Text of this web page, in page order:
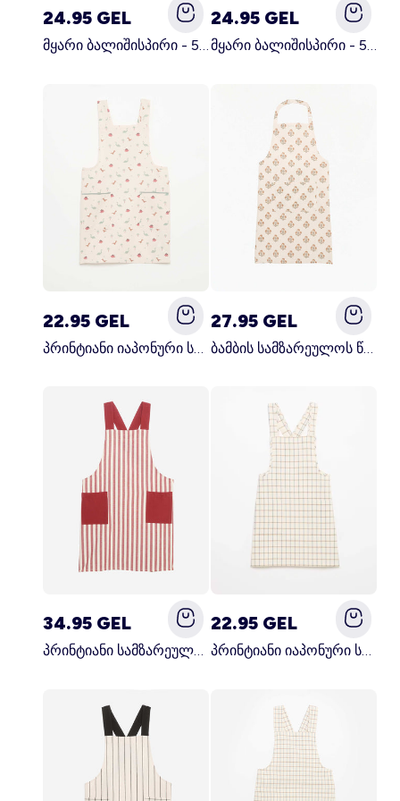
24.95 GEL
მყარი ბალიშისპირი - 50 x 70 სმ - KIABI მთავარი სამზარეულო
24.95 GEL
მყარი ბალიშისპირი - 50 x 70 სმ - KIABI მთავარი თეთრი
22.95 GEL
პრინტიანი იაპონური სამზარეულოს წინსაფარი ლურჯი
27.95 GEL
ბამბის სამზარეულოს წინსაფარი მწვანე
34.95 GEL
პრინტიანი სამზარეულოს წინსაფარი წითელი
22.95 GEL
პრინტიანი იაპონური სამზარეულოს წინსაფარი ლურჯი